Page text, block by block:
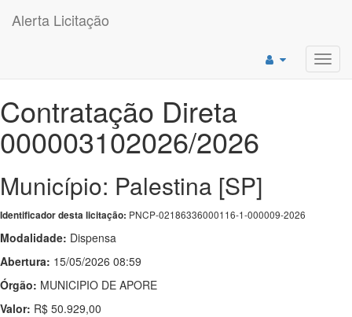
Alerta Licitação
Contratação Direta
000003102026/2026
Município: Palestina [SP]
Identificador desta licitação: PNCP-02186336000116-1-000009-2026
Modalidade: Dispensa
Abertura: 15/05/2026 08:59
Órgão: MUNICIPIO DE APORE
Valor: R$ 50.929,00